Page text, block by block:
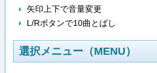
矢印上下で音量変更
L/Rボタンで10曲とばし
選択メニュー（MENU）